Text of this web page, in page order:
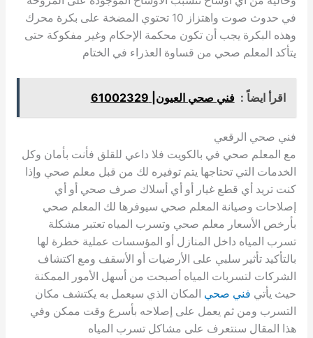
في حدوث صوت واهتزاز 10 تحتوي المضخة على بكرة محرك
وهذه البكرة يجب أن تكون محكمة الإحكام وغير مفكوكة حتى
يتأكد المعلم صحي من قساوة العذراء في الختام
اقرأ ايضاً : فني صحي العيون| 61002329
فني صحي الرقعي
مع المعلم صحي في بالكويت فلا داعي للقلق فأنت بأمان وكل
الخدمات التي تحتاجها يتم توفيره لك من قبل معلم صحي وإذا
كنت تريد أي قطع غيار أو أي أسلاك صرف صحي أو أي
إصلاحات وصيانة المعلم صحي سيوفرها لك المعلم صحي
بأرخص الأسعار معلم صحي وتسرب المياه تعتبر مشكلة
تسرب المياه داخل المنازل أو المؤسسات عملية خطرة لها
بالتأكيد تأثير سلبي على الأرضيات أو الأسقف ومع اكتشاف
الشركات لتسربات المياه أصبحت من أسهل الأمور الممكنة
حيث يأتي فني صحي المكان الذي سيعمل به يكتشف مكان
التسرب ومن ثم يعمل على إصلاحه بأسرع وقت ممكن وفي
هذا المقال سنتعرف على مشاكل تسرب المياه